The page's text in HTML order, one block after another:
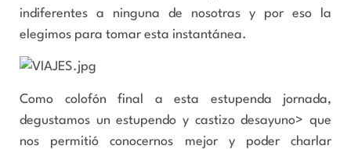
indiferentes a ninguna de nosotras y por eso la
elegimos para tomar esta instantánea.
Como colofón final a esta estupenda jornada,
degustamos un estupendo y castizo desayuno> que
nos permitió conocernos mejor y poder charlar